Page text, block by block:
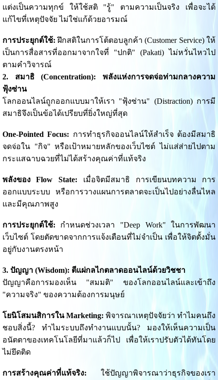
แต่งเป็นความทุกข์ ให้ใช้สติ "รู้" ตามความเป็นจริง เพื่อจะได้
แก้ไขที่เหตุปัจจัย ไม่ใช่แก้ด้วยอารมณ์
การประยุกต์ใช้: ฝึกสติในการโต้ตอบลูกค้า (Customer Service) ให้
เป็นการสื่อสารที่ออกมาจากใจที่ "ปกติ" (Pakati) ไม่หวั่นไหวไป
ตามคำวิจารณ์
2. สมาธิ (Concentration): พลังแห่งการจดจ่อท่ามกลางความ
ฟุ้งซ่าน
โลกออนไลน์ถูกออกแบบมาให้เรา "ฟุ้งซ่าน" (Distraction) การมี
สมาธิจึงเป็นข้อได้เปรียบที่ยิ่งใหญ่ที่สุด
One-Pointed Focus: การทำธุรกิจออนไลน์ให้สำเร็จ ต้องมีสมาธิ
จดจ่อใน "กิจ" หรือเป้าหมายหลักของเว็บไซต์ ไม่แส่ส่ายไปตาม
กระแสฉาบฉวยที่ไม่ได้สร้างคุณค่าที่แท้จริง
พลังของ Flow State: เมื่อจิตมีสมาธิ การเขียนบทความ การ
ออกแบบระบบ หรือการวางแผนการตลาดจะเป็นไปอย่างลื่นไหล
และมีคุณภาพสูง
การประยุกต์ใช้: กำหนดช่วงเวลา "Deep Work" ในการพัฒนา
เว็บไซต์ โดยตัดขาดจากการแจ้งเตือนที่ไม่จำเป็น เพื่อให้จิตตั้งมั่น
อยู่กับงานตรงหน้า
3. ปัญญา (Wisdom): ตีแผ่กลไกตลาดออนไลน์ด้วยวิชชา
ปัญญาคือการมองเห็น "สมมติ" ของโลกออนไลน์และเข้าถึง
"ความจริง" ของความต้องการมนุษย์
โยนิโสมนสิการใน Marketing: พิจารณาเหตุปัจจัยว่า ทำไมคนถึง
ชอบสิ่งนี้? ทำไมระบบถึงทำงานแบบนั้น? มองให้เห็นความเป็น
อนัตตาของเทคโนโลยีที่มาแล้วก็ไป เพื่อให้เราปรับตัวได้ทันโดย
ไม่ยึดติด
การสร้างคุณค่าที่แท้จริง: ใช้ปัญญาพิจารณาว่าธุรกิจของเรา